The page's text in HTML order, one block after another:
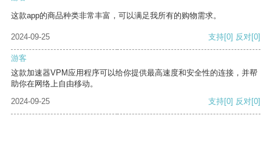
这款app的商品种类非常丰富，可以满足我所有的购物需求。
2024-09-25 支持[0] 反对[0]
游客
这款加速器VPM应用程序可以给你提供最高速度和安全性的连接，并帮
助你在网络上自由移动。
2024-09-25
支持[0] 反对[0]